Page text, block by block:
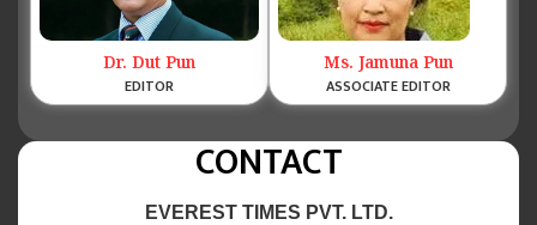
Dr. Dut Pun
EDITOR
Ms. Jamuna Pun
ASSOCIATE EDITOR
CONTACT
EVEREST TIMES PVT. LTD.